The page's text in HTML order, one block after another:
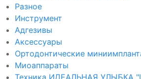
Разное
Инструмент
Адгезивы
Аксессуары
Ортодонтические
Миоаппараты
Техника ИДЕАЛЬНАЯ УЛЫБКА